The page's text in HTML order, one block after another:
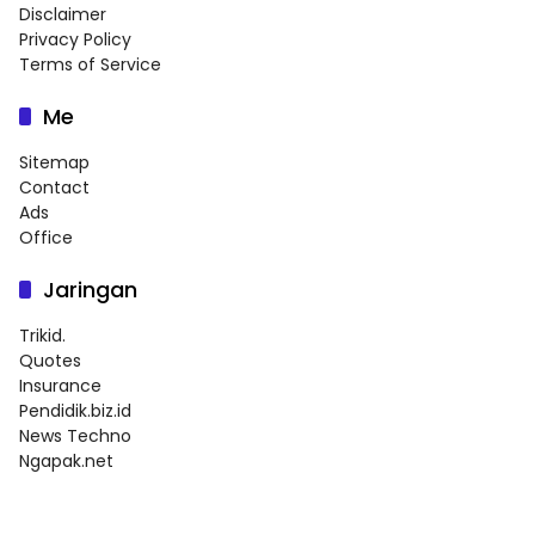
Disclaimer
Privacy Policy
Terms of Service
Me
Sitemap
Contact
Ads
Office
Jaringan
Trikid.
Quotes
Insurance
Pendidik.biz.id
News Techno
Ngapak.net